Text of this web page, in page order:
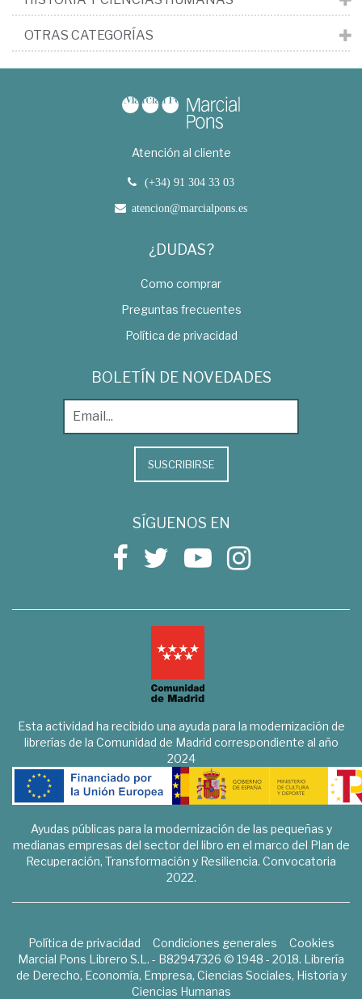
OTRAS CATEGORÍAS
Atención al cliente
(+34) 91 304 33 03
atencion@marcialpons.es
¿DUDAS?
Como comprar
Preguntas frecuentes
Política de privacidad
BOLETÍN DE NOVEDADES
SUSCRIBIRSE
SÍGUENOS EN
Esta actividad ha recibido una ayuda para la modernización de
librerías de la Comunidad de Madrid correspondiente al año
2024
Ayudas públicas para la modernización de las pequeñas y
medianas empresas del sector del libro en el marco del Plan de
Recuperación, Transformación y Resiliencia. Convocatoria
2022.
Política de privacidad Condiciones generales
Cookies
Marcial Pons Librero S.L. - B82947326 © 1948 - 2018. Librería
de Derecho, Economía, Empresa, Ciencias Sociales, Historia y
Ciencias Humanas